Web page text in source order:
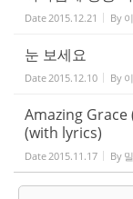
Date2015.12.21 By
눈 보세요
Date2015.12.10 By
Amazing
(with lyrics)
Date2015.11.17 By